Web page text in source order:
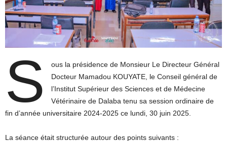
S
ous la présidence de Monsieur Le Directeur Général
Docteur Mamadou KOUYATE, le Conseil général de
l’Institut Supérieur des Sciences et de Médecine
Vétérinaire de Dalaba tenu sa session ordinaire de
fin d’année universitaire 2024-2025 ce lundi, 30 juin 2025.
La séance était structurée autour des points suivants :